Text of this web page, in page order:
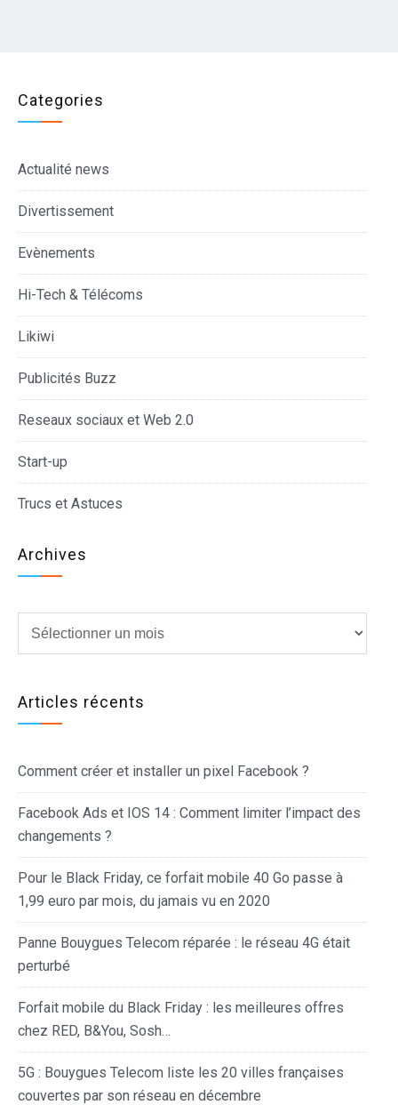
Categories
Actualité news
Divertissement
Evènements
Hi-Tech & Télécoms
Likiwi
Publicités Buzz
Reseaux sociaux et Web 2.0
Start-up
Trucs et Astuces
Archives
Articles récents
Comment créer et installer un pixel Facebook ?
Facebook Ads et IOS 14 : Comment limiter l’impact des
changements ?
Pour le Black Friday, ce forfait mobile 40 Go passe à
1,99 euro par mois, du jamais vu en 2020
Panne Bouygues Telecom réparée : le réseau 4G était
perturbé
Forfait mobile du Black Friday : les meilleures offres
chez RED, B&You, Sosh…
5G : Bouygues Telecom liste les 20 villes françaises
couvertes par son réseau en décembre